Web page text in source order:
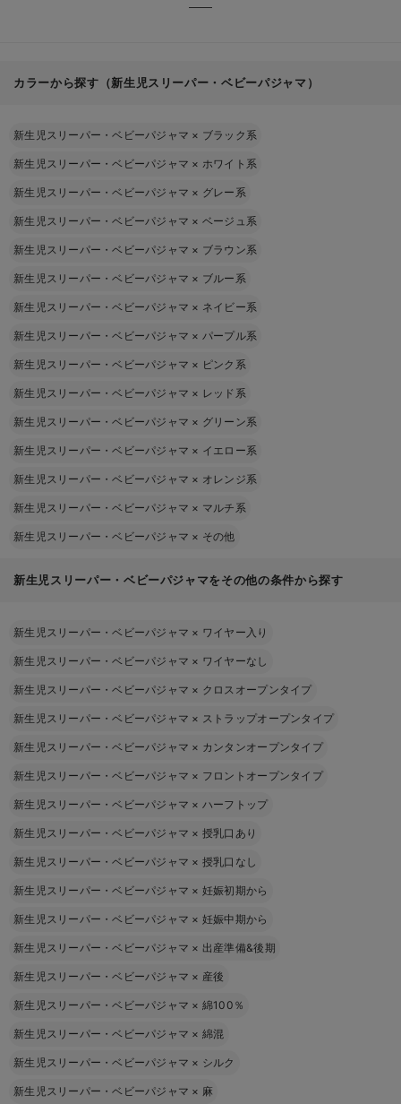
カラーから探す（新生児スリーパー・ベビーパジャマ）
新生児スリーパー・ベビーパジャマ × ブラック系
新生児スリーパー・ベビーパジャマ × ホワイト系
新生児スリーパー・ベビーパジャマ × グレー系
新生児スリーパー・ベビーパジャマ × ベージュ系
新生児スリーパー・ベビーパジャマ × ブラウン系
新生児スリーパー・ベビーパジャマ × ブルー系
新生児スリーパー・ベビーパジャマ × ネイビー系
新生児スリーパー・ベビーパジャマ × パープル系
新生児スリーパー・ベビーパジャマ × ピンク系
新生児スリーパー・ベビーパジャマ × レッド系
新生児スリーパー・ベビーパジャマ × グリーン系
新生児スリーパー・ベビーパジャマ × イエロー系
新生児スリーパー・ベビーパジャマ × オレンジ系
新生児スリーパー・ベビーパジャマ × マルチ系
新生児スリーパー・ベビーパジャマ × その他
新生児スリーパー・ベビーパジャマをその他の条件から探す
新生児スリーパー・ベビーパジャマ × ワイヤー入り
新生児スリーパー・ベビーパジャマ × ワイヤーなし
新生児スリーパー・ベビーパジャマ × クロスオープンタイプ
新生児スリーパー・ベビーパジャマ × ストラップオープンタイプ
新生児スリーパー・ベビーパジャマ × カンタンオープンタイプ
新生児スリーパー・ベビーパジャマ × フロントオープンタイプ
新生児スリーパー・ベビーパジャマ × ハーフトップ
新生児スリーパー・ベビーパジャマ × 授乳口あり
新生児スリーパー・ベビーパジャマ × 授乳口なし
新生児スリーパー・ベビーパジャマ × 妊娠初期から
新生児スリーパー・ベビーパジャマ × 妊娠中期から
新生児スリーパー・ベビーパジャマ × 出産準備&後期
新生児スリーパー・ベビーパジャマ × 産後
新生児スリーパー・ベビーパジャマ × 綿100％
新生児スリーパー・ベビーパジャマ × 綿混
新生児スリーパー・ベビーパジャマ × シルク
新生児スリーパー・ベビーパジャマ × 麻